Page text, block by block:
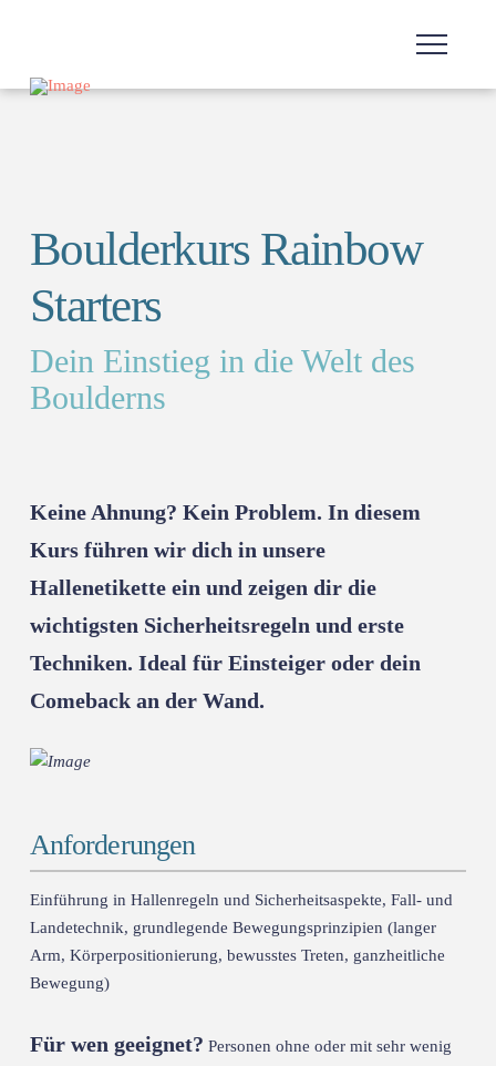
Boulderkurs Rainbow
Starters
Dein Einstieg in die Welt des
Boulderns
Keine Ahnung? Kein Problem. In diesem
Kurs führen wir dich in unsere
Hallenetikette ein und zeigen dir die
wichtigsten Sicherheitsregeln und erste
Techniken. Ideal für Einsteiger oder dein
Comeback an der Wand.
Anforderungen
Einführung in Hallenregeln und Sicherheitsaspekte, Fall- und
Landetechnik, grundlegende Bewegungsprinzipien (langer
Arm, Körperpositionierung, bewusstes Treten, ganzheitliche
Bewegung)
Für wen geeignet? Personen ohne oder mit sehr wenig